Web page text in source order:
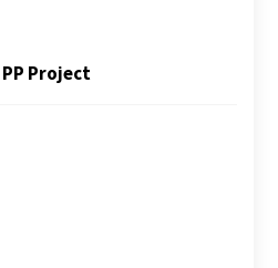
PP Project